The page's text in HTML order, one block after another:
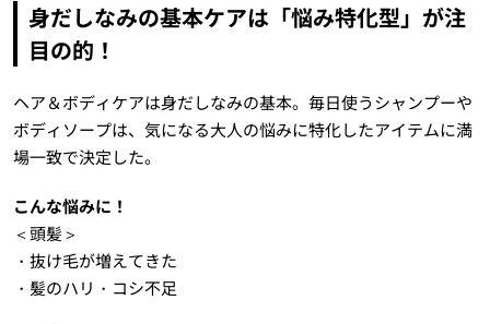
身だしなみの基本ケアは「悩み特化型」が注
目の的！
ヘア＆ボディケアは身だしなみの基本。毎日使うシャンプーや
ボディソープは、気になる大人の悩みに特化したアイテムに満
場一致で決定した。
こんな悩みに！
＜頭髪＞
・抜け毛が増えてきた
・髪のハリ・コシ不足